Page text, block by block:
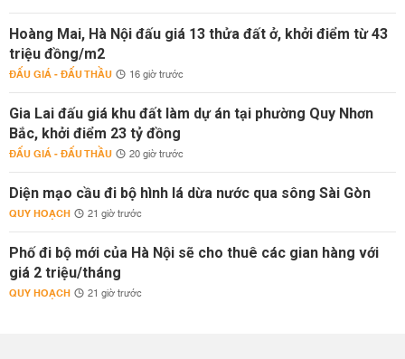
Hoàng Mai, Hà Nội đấu giá 13 thửa đất ở, khởi điểm từ 43
triệu đồng/m2
ĐẤU GIÁ - ĐẤU THẦU 16 giờ trước
Gia Lai đấu giá khu đất làm dự án tại phường Quy Nhơn
Bắc, khởi điểm 23 tỷ đồng
ĐẤU GIÁ - ĐẤU THẦU 20 giờ trước
Diện mạo cầu đi bộ hình lá dừa nước qua sông Sài Gòn
QUY HOẠCH 21 giờ trước
Phố đi bộ mới của Hà Nội sẽ cho thuê các gian hàng với
giá 2 triệu/tháng
QUY HOẠCH 21 giờ trước